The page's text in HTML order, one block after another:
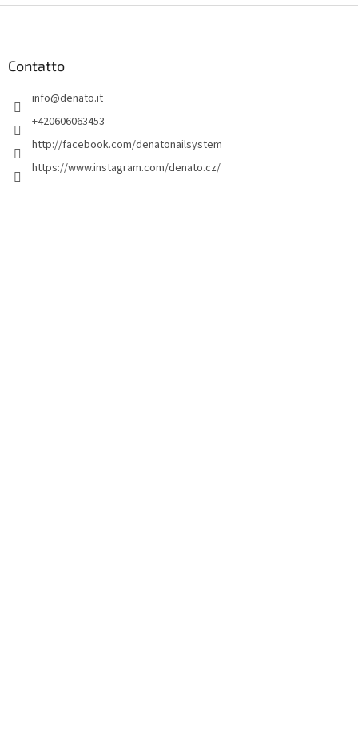
Contatto
info@denato.it
+420606063453
http://facebook.com/denatonailsystem
https://www.instagram.com/denato.cz/